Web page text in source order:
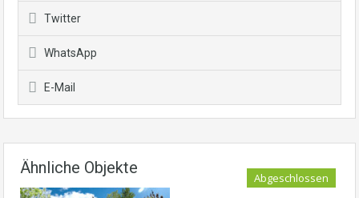
Twitter
WhatsApp
E-Mail
Ähnliche Objekte
Abgeschlossen